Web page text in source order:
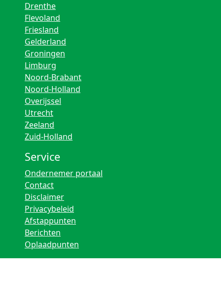
Drenthe
Flevoland
Friesland
Gelderland
Groningen
Limburg
Noord-Brabant
Noord-Holland
Overijssel
Utrecht
Zeeland
Zuid-Holland
Service
Ondernemer portaal
Contact
Disclaimer
Privacybeleid
Afstappunten
Berichten
Oplaadpunten